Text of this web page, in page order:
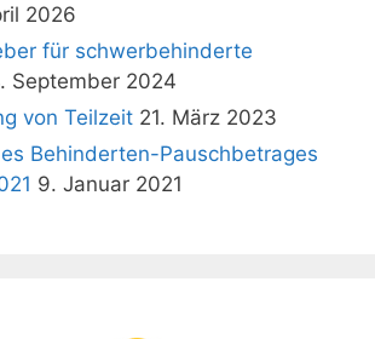
2026
für schwerbehinderte
September 2024
von Teilzeit 21. März 2023
Behinderten-Pauschbetrages
9. Januar 2021